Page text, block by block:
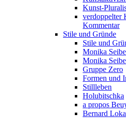
Kunst-
verdoppelter
Kommentar
Stile und Gründe
Stile und
Monika
Monika
Gruppe Zero
Formen und
Stillleben
Holubitschka
a propos
Bernard